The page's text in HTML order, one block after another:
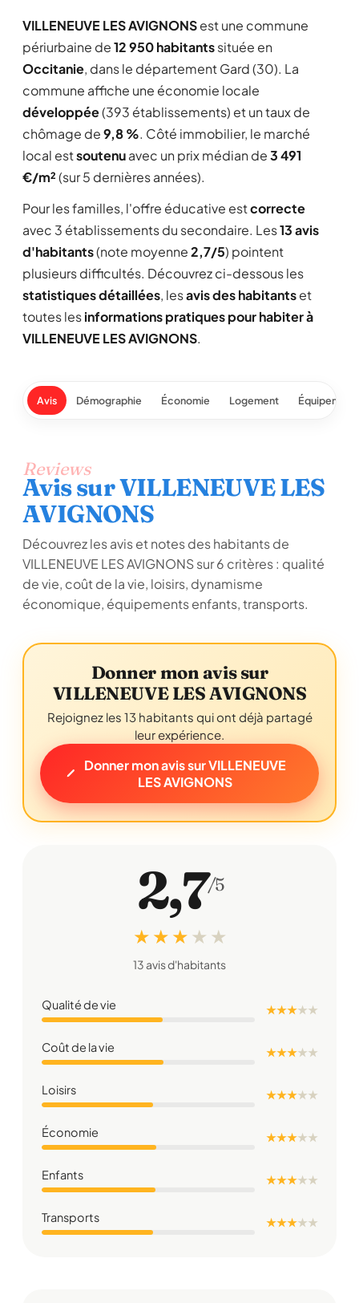
VILLENEUVE LES AVIGNONSest une commune
périurbaine de12 950 habitantssituée en
Occitanie, dans le département Gard (30). La
commune affiche une économie locale
développée(393 établissements) et un taux de
chômage de9,8 %. Côté immobilier, le marché
local estsoutenuavec un prix médian de3 491
€/m²(sur 5 dernières années).
Pour les familles, l'offre éducative estcorrecte
avec 3 établissements du secondaire. Les13 avis
d'habitants(note moyenne2,7/5) pointent
plusieurs difficultés. Découvrez ci-dessous les
statistiques détaillées, lesavis des habitantset
toutes lesinformations pratiques pour habiter à
VILLENEUVE LES AVIGNONS.
Avis Démographie Économie Logement
Reviews
Avis sur VILLENEUVE LES
AVIGNONS
Découvrez les avis et notes des habitants de
VILLENEUVE LES AVIGNONS sur 6 critères : qualité
de vie, coût de la vie, loisirs, dynamisme
économique, équipements enfants, transports.
Donner mon avis sur
VILLENEUVE LES AVIGNONS
Rejoignez les 13 habitants qui ont déjà partagé
leur expérience.
Donner mon avis sur VILLENEUVE
LES AVIGNONS
2,7/5
★ ★ ★ ★ ★
13 avis d'habitants
Qualité de vie ★ ★ ★★★
Coût de la vie ★ ★ ★★★
Loisirs ★ ★ ★★★
Économie ★ ★ ★★★
Enfants ★ ★ ★★★
Transports ★ ★ ★★★